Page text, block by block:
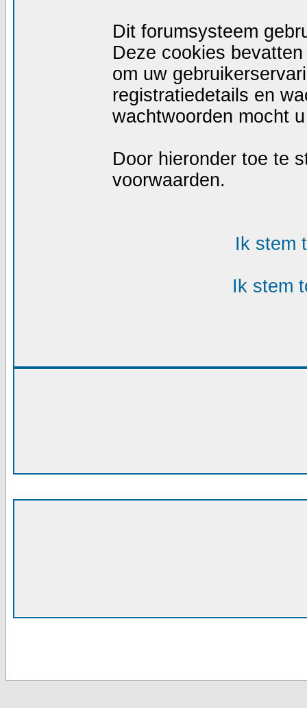
Dit forumsysteem
Deze cookies
om uw
registratiedetails en
wachtwoorden mocht
Door hieronder toe te
voorwaarden.
Ik stem
Ik stem